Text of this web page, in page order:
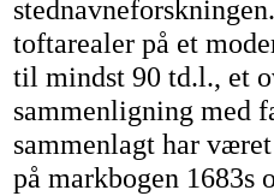
toftarealer på et
til mindst 90 td.l., et
sammenligning med
sammenlagt har
på markbogen